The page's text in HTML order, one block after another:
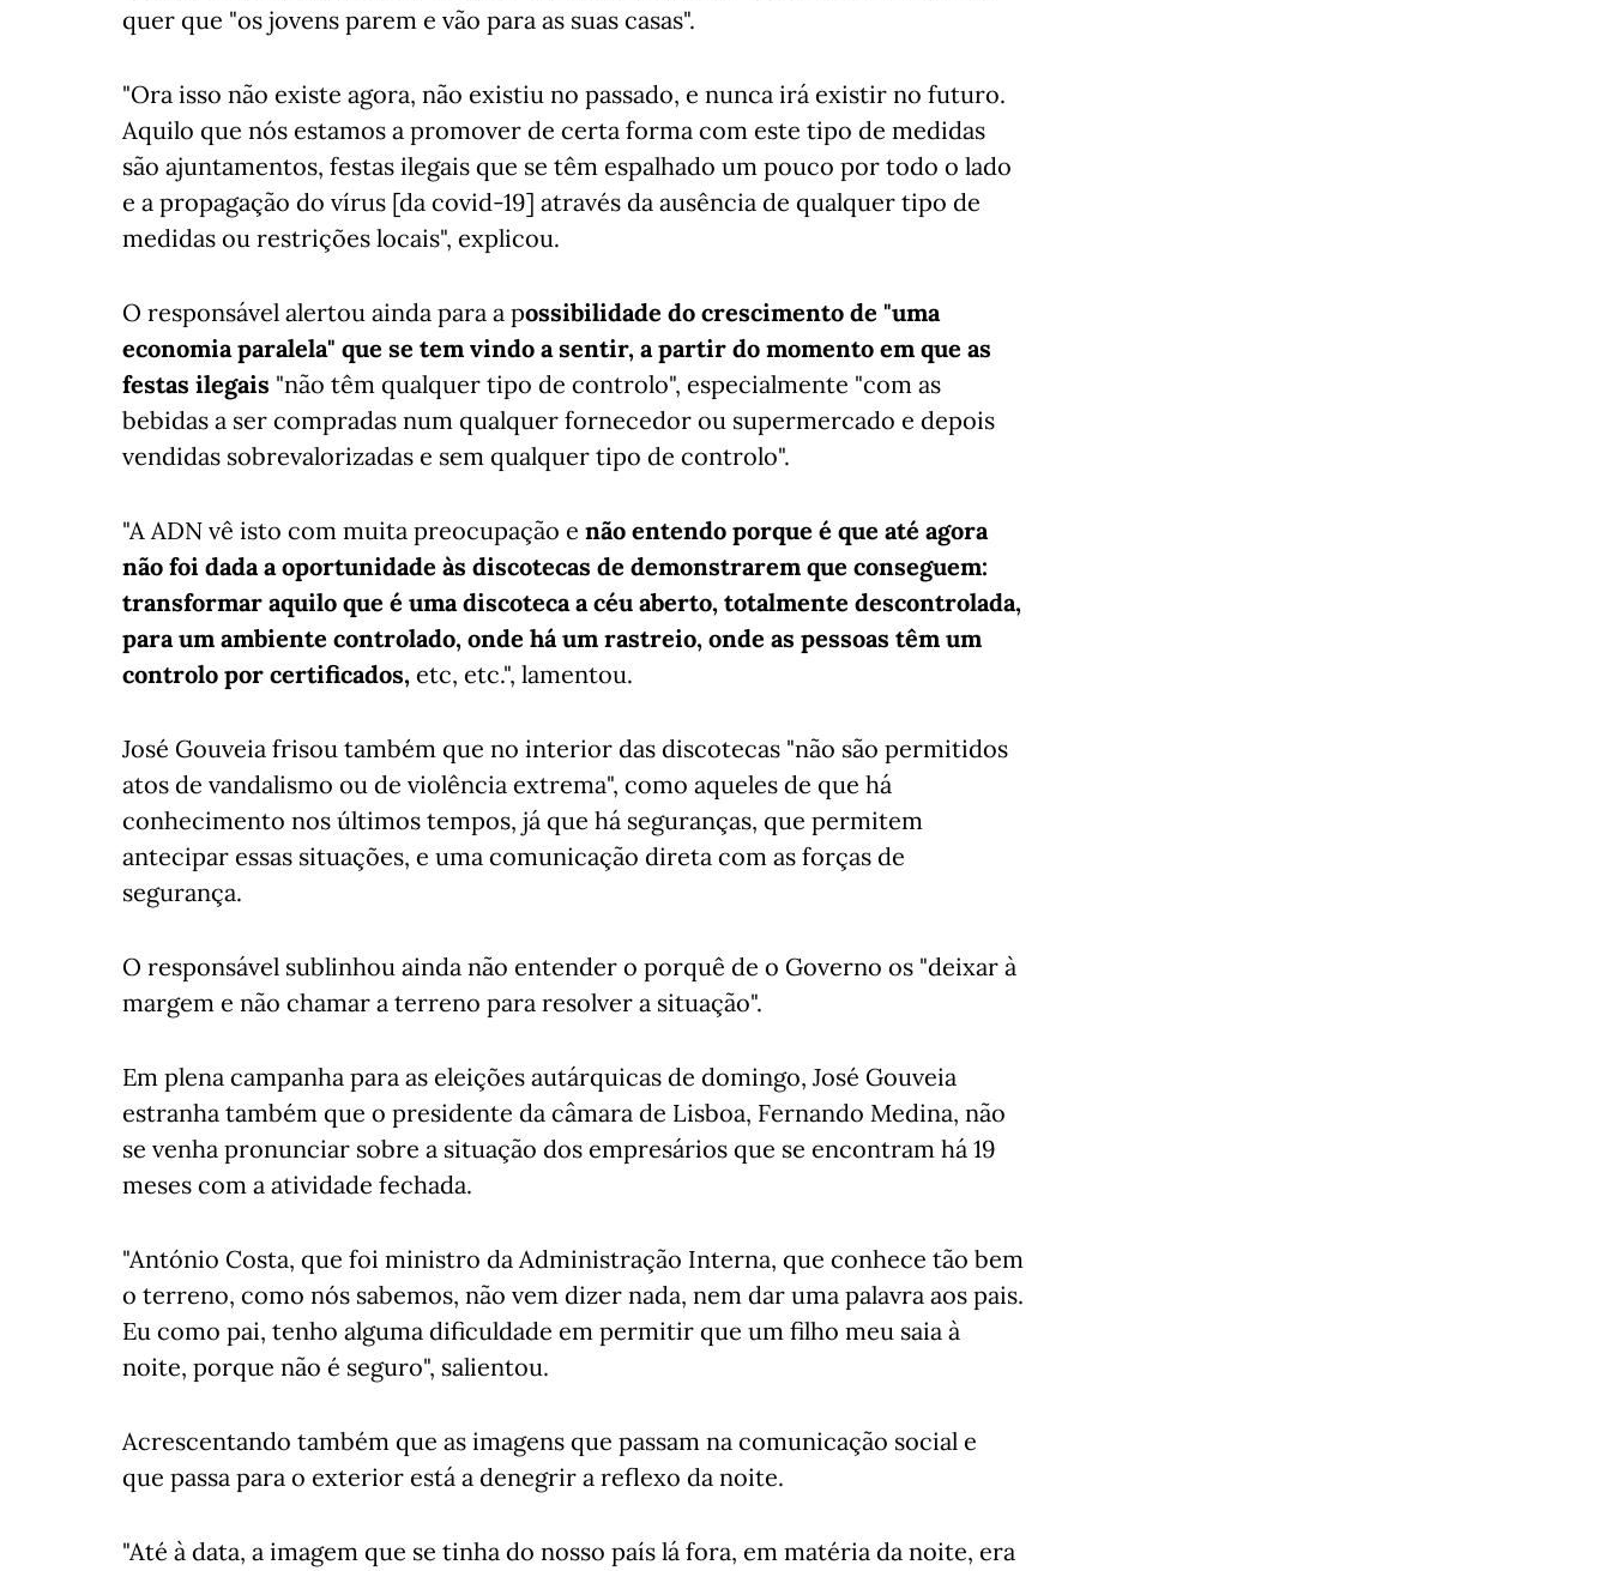
quer que "os jovens parem e vão para as suas casas".
"Ora isso não existe agora, não existiu no passado, e nunca irá existir no futuro.
Aquilo que nós estamos a promover de certa forma com este tipo de medidas
são ajuntamentos, festas ilegais que se têm espalhado um pouco por todo o lado
e a propagação do vírus [da covid-19] através da ausência de qualquer tipo de
medidas ou restrições locais", explicou.
O responsável alertou ainda para a possibilidade do crescimento de "uma
economia paralela" que se tem vindo a sentir, a partir do momento em que as
festas ilegais "não têm qualquer tipo de controlo", especialmente "com as
bebidas a ser compradas num qualquer fornecedor ou supermercado e depois
vendidas sobrevalorizadas e sem qualquer tipo de controlo".
"A ADN vê isto com muita preocupação e não entendo porque é que até agora
não foi dada a oportunidade às discotecas de demonstrarem que conseguem:
transformar aquilo que é uma discoteca a céu aberto, totalmente descontrolada,
para um ambiente controlado, onde há um rastreio, onde as pessoas têm um
controlo por certificados, etc, etc.", lamentou.
José Gouveia frisou também que no interior das discotecas "não são permitidos
atos de vandalismo ou de violência extrema", como aqueles de que há
conhecimento nos últimos tempos, já que há seguranças, que permitem
antecipar essas situações, e uma comunicação direta com as forças de
segurança.
O responsável sublinhou ainda não entender o porquê de o Governo os "deixar à
margem e não chamar a terreno para resolver a situação".
Em plena campanha para as eleições autárquicas de domingo, José Gouveia
estranha também que o presidente da câmara de Lisboa, Fernando Medina, não
se venha pronunciar sobre a situação dos empresários que se encontram há 19
meses com a atividade fechada.
"António Costa, que foi ministro da Administração Interna, que conhece tão bem
o terreno, como nós sabemos, não vem dizer nada, nem dar uma palavra aos pais.
Eu como pai, tenho alguma dificuldade em permitir que um filho meu saia à
noite, porque não é seguro", salientou.
Acrescentando também que as imagens que passam na comunicação social e
que passa para o exterior está a denegrir a reflexo da noite.
"Até à data, a imagem que se tinha do nosso país lá fora, em matéria da noite, era